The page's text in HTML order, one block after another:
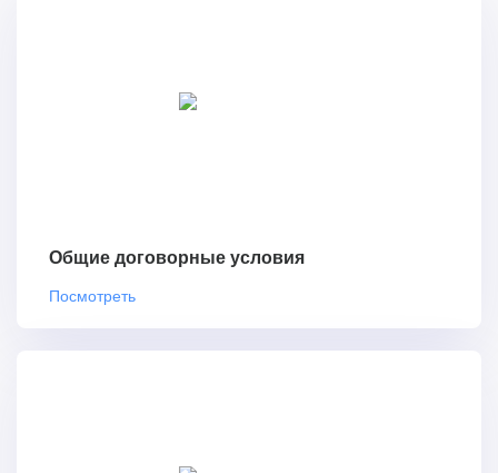
Общие договорные условия
Посмотреть